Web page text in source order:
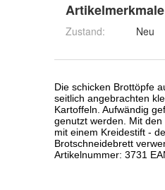
Artikelmerkmale
Zustand: Neu